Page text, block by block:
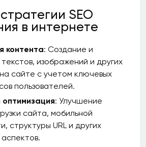
SEO
в интернете
контента: Создание и
изображений и других
сайте с учетом ключевых
пользователей.
оптимизация: Улучшение
сайта, мобильной
структуры URL и других